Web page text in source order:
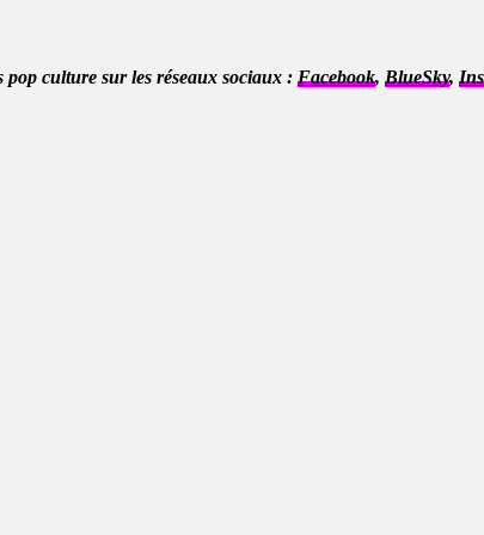
pop culture sur les réseaux sociaux : Facebook, BlueSky,